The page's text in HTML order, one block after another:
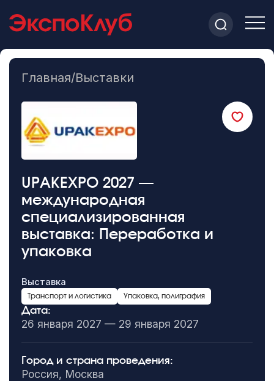
Главная/Выставки
UPAKEXPO 2027 —
международная
специализированная
выставка: Переработка и
упаковка
Выставка
Транспорт и логистика Упаковка, полиграфия
Дата:
26 января 2027 — 29 января 2027
Город и страна проведения:
Россия, Москва